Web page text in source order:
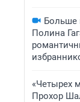
Больше
Полина
«Четырех
Прохор